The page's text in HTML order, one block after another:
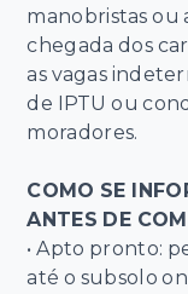
manobristas ou
chegada dos
as vagas
de IPTU ou
moradores.
COMO SE
ANTES DE
• Apto pronto:
até o subsolo